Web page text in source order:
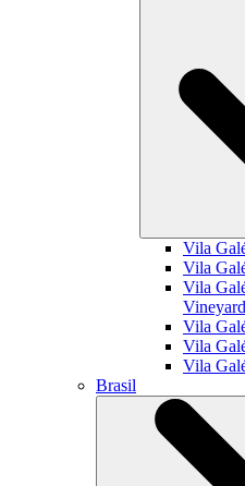
Vila
Vila
Vila
Vila
Vila
Vila
Brasil